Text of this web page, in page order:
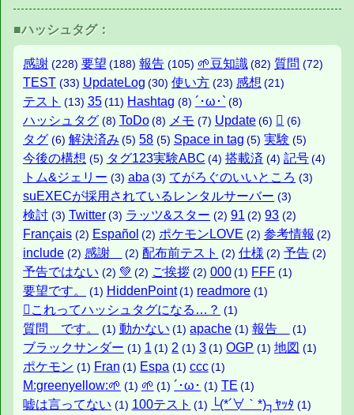
■ハッシュタグ：
感謝 (228) 要望 (188) 報告 (105) 🌱豆知識 (82) 質問 (72)
TEST (33) UpdateLog (30) 使い方 (23) 感想 (21)
テスト (13) 35 (11) Hashtag (8) ´･ω･` (8)
ハッシュタグ (8) ToDo (8) メモ (7) Update (6) ️⃣ (6)
タグ (6) 解決済み (5) 58 (5) Space in tag (5) 実験 (5)
今後の構想 (5) タグ123実験ABC (4) 搭載済 (4) 記号 (4)
トム&ジェリー (3) aba (3) てがろぐのいいところ (3)
suEXECが採用されているレンタルサーバー (3)
検討 (3) Twitter (3) ラッツ&スター (2) 91 (2) 93 (2)
Français (2) Español (2) ポケモンLOVE (2) 参考情報 (2)
include (2) 感謝 (2) 配布前テスト (2) 仕様 (2) 予告 (2)
予告ではない (2) 💚 (2) ご挨拶 (2) 000 (1) FFF (1)
要望です。 (1) HiddenPoint (1) readmore (1)
️⃣これってハッシュタグになる…？ (1)
質問 です。 (1) 動かない (1) apache (1) 報告 (1)
ブラックサンダー (1) 1 (1) 2 (1) 3 (1) OGP (1) 地図 (1)
ポケモン (1) Fran (1) Espa (1) ccc (1)
M:greenyellow:🌱 (1) 🌱 (1) ´･ω･ (1) TE (1)
嘘は言ってない (1) 100テスト (1) └(*´∀｀*)┐ﾔｯﾀ (1)